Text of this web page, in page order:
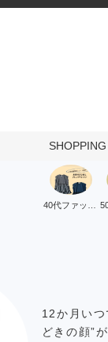
SHOPPING
12か月い
どきの顔”